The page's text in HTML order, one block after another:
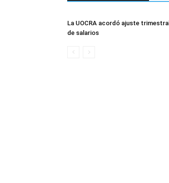
La UOCRA acordó ajuste trimestral
de salarios